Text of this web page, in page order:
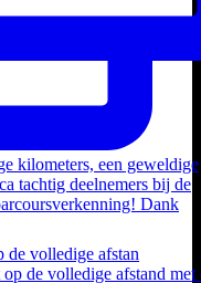
volledige afstan